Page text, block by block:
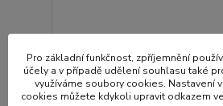
1 hodnocení
Držák blatníku DOMAR 13" pro
Pro základní funkčnost, zpříjemnění
účely a v případě udělení souhlasu také
využíváme soubory cookies. Nastavení
cookies můžete kdykoli upravit odkazem